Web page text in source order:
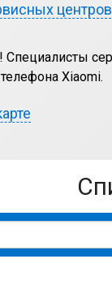
центров
Специалисты
Xiaomi.